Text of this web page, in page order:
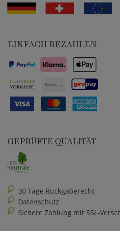
EINFACH BEZAHLEN
GEPRÜFTE QUALITÄT
30 Tage Rückgaberecht
Datenschutz
Sichere Zahlung mit SSL-